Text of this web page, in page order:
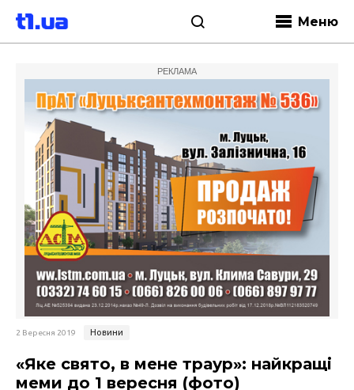
Меню
РЕКЛАМА
2 Вересня 2019 Новини
«Яке свято, в мене траур»: найкращі
меми до 1 вересня (фото)